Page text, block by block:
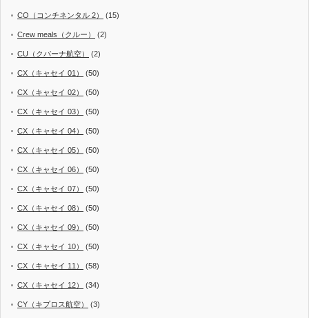
CO（コンチネンタル 2） (15)
Crew meals（クルー） (2)
CU（クバーナ航空） (2)
CX（キャセイ 01） (50)
CX（キャセイ 02） (50)
CX（キャセイ 03） (50)
CX（キャセイ 04） (50)
CX（キャセイ 05） (50)
CX（キャセイ 06） (50)
CX（キャセイ 07） (50)
CX（キャセイ 08） (50)
CX（キャセイ 09） (50)
CX（キャセイ 10） (50)
CX（キャセイ 11） (58)
CX（キャセイ 12） (34)
CY（キプロス航空） (3)